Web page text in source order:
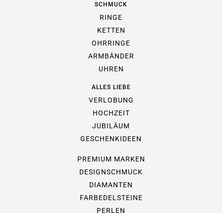
SCHMUCK
RINGE
KETTEN
OHRRINGE
ARMBÄNDER
UHREN
ALLES LIEBE
VERLOBUNG
HOCHZEIT
JUBILÄUM
GESCHENKIDEEN
PREMIUM MARKEN
DESIGNSCHMUCK
DIAMANTEN
FARBEDELSTEINE
PERLEN